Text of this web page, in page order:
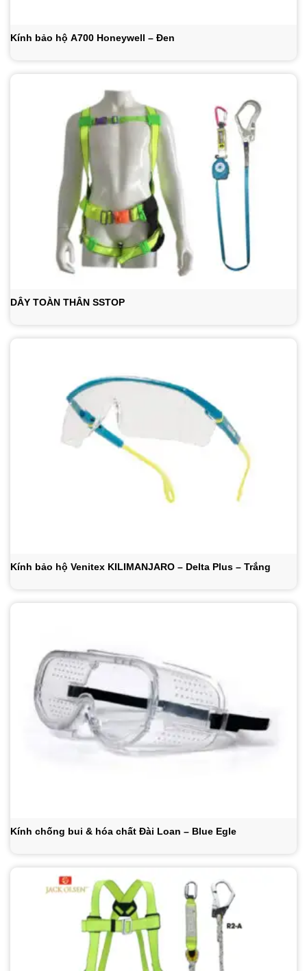
Kính bảo hộ A700 Honeywell – Đen
DÂY TOÀN THÂN SSTOP
Kính bảo hộ Venitex KILIMANJARO – Delta Plus – Trắng
Kính chống bui & hóa chất Đài Loan – Blue Egle